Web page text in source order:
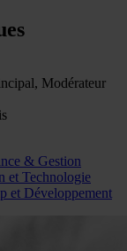
Modérateur
& Gestion
et Technologie
et Développement